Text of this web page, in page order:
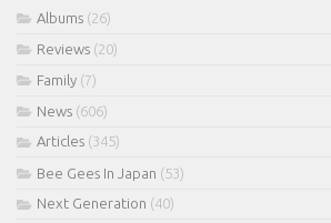
Albums (26)
Reviews (20)
Family (7)
News (606)
Articles (345)
Bee Gees In Japan (53)
Next Generation (40)